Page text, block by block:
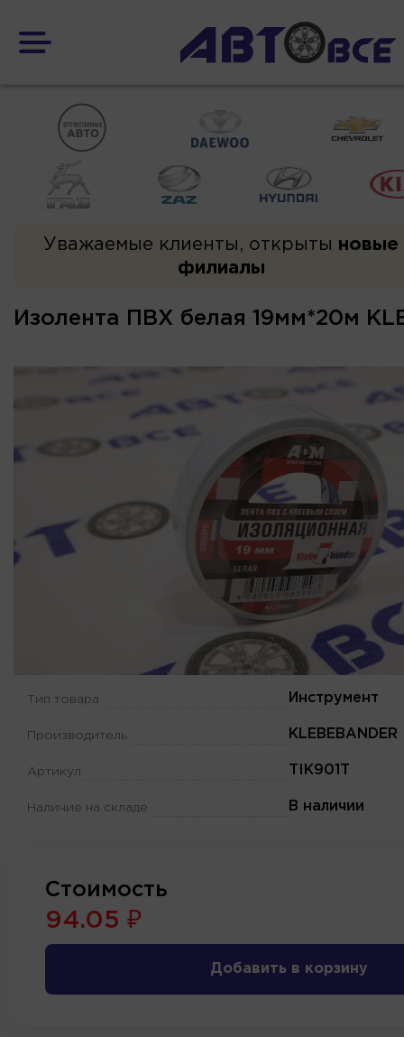
Уважаемые клиенты, открыты новые
филиалы
Изолента ПВХ белая 19мм*20м
Тип товара Инструмент
Производитель KLEBEBANDER
Артикул TIK901T
Наличие на складе В наличии
Стоимость
94.05 ₽
Добавить в корзину